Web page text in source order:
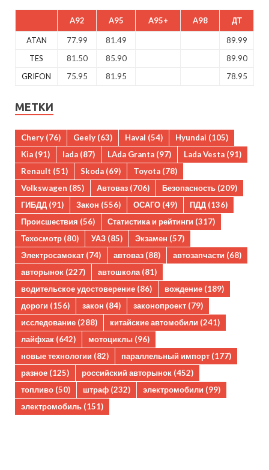
A92 A95 A95+ A98 ДТ
ATAN 77.99 81.49
89.99
TES
81.50 85.90
89.90
GRIFON
75.95 81.95 78.95
МЕТКИ
Chery (76) Geely (63) Haval (54) Hyundai (105)
Kia (91) lada (87) LAda Granta (97) Lada Vesta (91)
Renault (51) Skoda (69) Toyota (78)
Volkswagen (85) Автоваз (706) Безопасность (209)
ГИБДД (91) Закон (556) ОСАГО (49) ПДД (136)
Происшествия (56) Статистика и рейтинги (317)
Техосмотр (80) УАЗ (85) Экзамен (57)
Электросамокат (74) автоваз (88) автозапчасти (68)
авторынок (227) автошкола (81)
водительское удостоверение (86) вождение (189)
дороги (156) закон (84) законопроект (79)
исследование (288) китайские автомобили (241)
лайфхак (642) мотоциклы (96)
новые технологии (82) параллельный импорт (177)
разное (125) российский авторынок (452)
топливо (50) штраф (232) электромобили (99)
электромобиль (151)